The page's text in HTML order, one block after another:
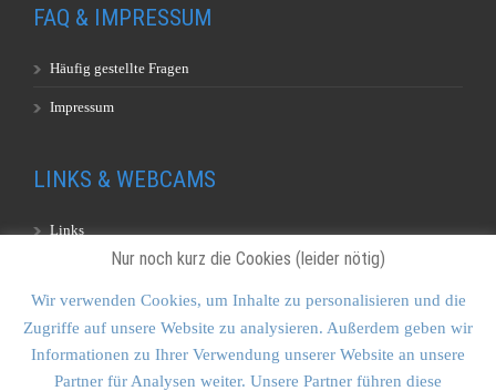
FAQ & IMPRESSUM
Häufig gestellte Fragen
Impressum
LINKS & WEBCAMS
Links
KONTAKT & SITEMAP
Nur noch kurz die Cookies (leider nötig)
Wir verwenden Cookies, um Inhalte zu personalisieren und die
Zugriffe auf unsere Website zu analysieren. Außerdem geben wir
Informationen zu Ihrer Verwendung unserer Website an unsere
Partner für Analysen weiter. Unsere Partner führen diese